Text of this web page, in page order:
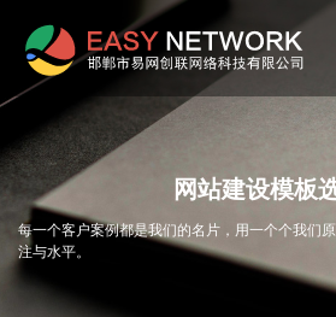
网站建设模板
每一个客户案例都是我们的名片，用一个个我们
注与水平。